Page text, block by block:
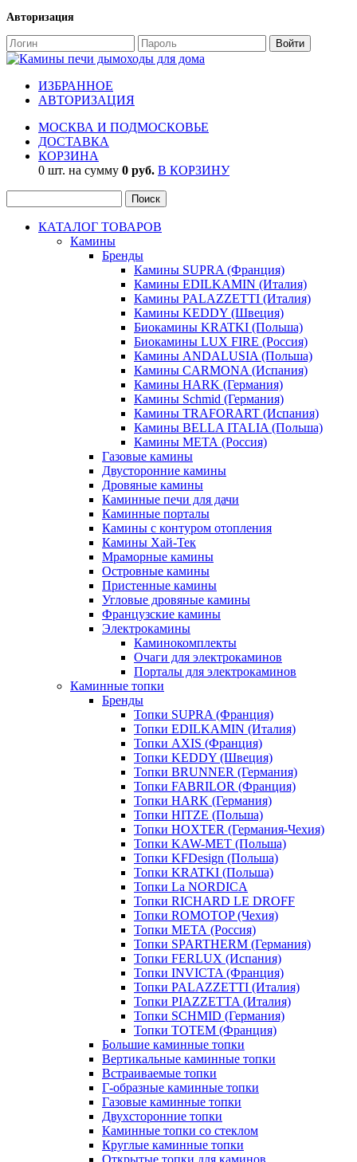
Авторизация
ИЗБРАННОЕ
АВТОРИЗАЦИЯ
МОСКВА И ПОДМОСКОВЬЕ
ДОСТАВКА
КОРЗИНА
0 шт. на сумму 0 руб. В КОРЗИНУ
КАТАЛОГ ТОВАРОВ
Камины
Бренды
Камины SUPRA (Франция)
Камины EDILKAMIN (Италия)
Камины PALAZZETTI (Италия)
Камины KEDDY (Швеция)
Биокамины KRATKI (Польша)
Биокамины LUX FIRE (Россия)
Камины ANDALUSIA (Польша)
Камины CARMONA (Испания)
Камины HARK (Германия)
Камины Schmid (Германия)
Камины TRAFORART (Испания)
Камины BELLA ITALIA (Польша)
Камины МЕТА (Россия)
Газовые камины
Двусторонние камины
Дровяные камины
Каминные печи для дачи
Каминные порталы
Камины с контуром отопления
Камины Хай-Тек
Мраморные камины
Островные камины
Пристенные камины
Угловые дровяные камины
Французские камины
Электрокамины
Каминокомплекты
Очаги для электрокаминов
Порталы для электрокаминов
Каминные топки
Бренды
Топки SUPRA (Франция)
Топки EDILKAMIN (Италия)
Топки AXIS (Франция)
Топки KEDDY (Швеция)
Топки BRUNNER (Германия)
Топки FABRILOR (Франция)
Топки HARK (Германия)
Топки HITZE (Польша)
Топки HOXTER (Германия-Чехия)
Топки KAW-MET (Польша)
Топки KFDesign (Польша)
Топки KRATKI (Польша)
Топки La NORDICA
Топки RICHARD LE DROFF
Топки ROMOTOP (Чехия)
Топки МЕТА (Россия)
Топки SPARTHERM (Германия)
Топки FERLUX (Испания)
Топки INVICTA (Франция)
Топки PALAZZETTI (Италия)
Топки PIAZZETTA (Италия)
Топки SCHMID (Германия)
Топки TOTEM (Франция)
Большие каминные топки
Вертикальные каминные топки
Встраиваемые топки
Г-образные каминные топки
Газовые каминные топки
Двухсторонние топки
Каминные топки со стеклом
Круглые каминные топки
Открытые топки для каминов